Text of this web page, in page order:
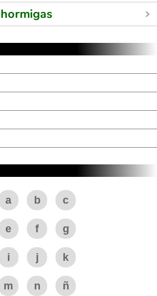
a b c
e f g
i j k
m n ñ